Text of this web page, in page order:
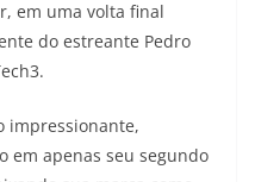
em uma volta final
do estreante Pedro
impressionante,
em apenas seu segundo